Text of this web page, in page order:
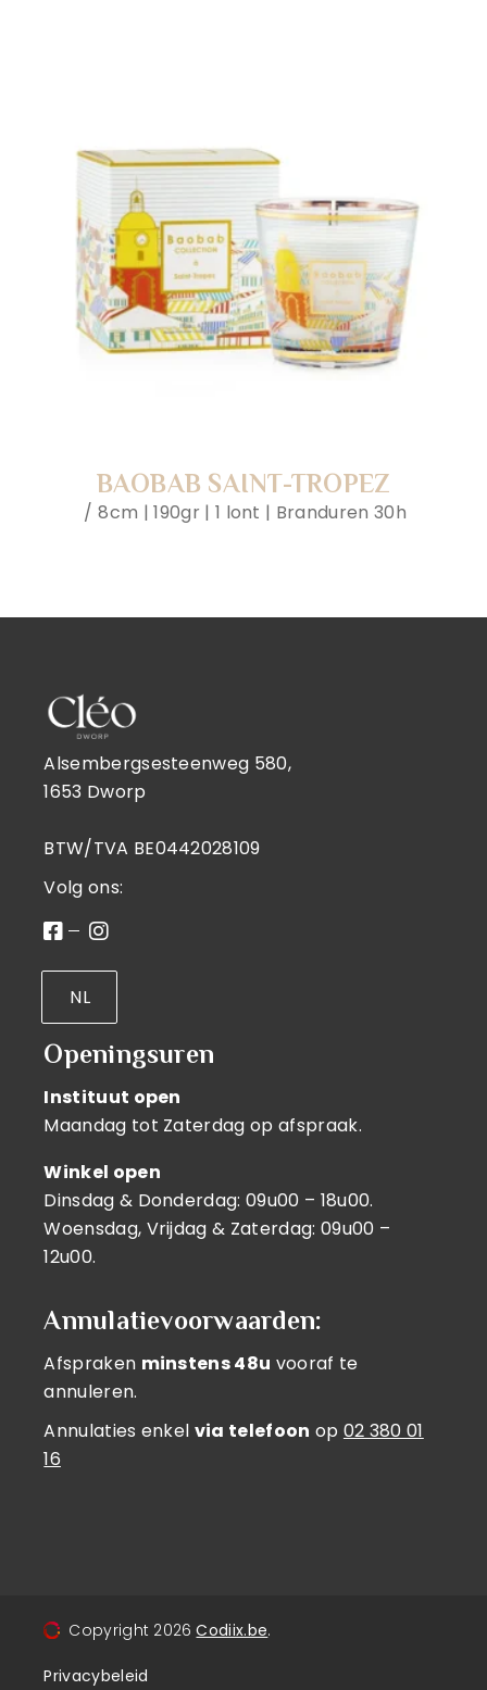
BAOBAB SAINT-TROPEZ
8cm | 190gr | 1 lont | Branduren 30h
Alsembergsesteenweg 580,
1653 Dworp
BTW/TVA BE0442028109
Volg ons:
NL
Openingsuren
Instituut open
Maandag tot Zaterdag op afspraak.
Winkel open
Dinsdag & Donderdag: 09u00 – 18u00.
Woensdag, Vrijdag & Zaterdag: 09u00 –
12u00.
Annulatievoorwaarden:
Afspraken minstens 48u vooraf te
annuleren.
Annulaties enkel via telefoon op 02 380 01
16
Copyright 2026 Codiix.be.
Privacybeleid